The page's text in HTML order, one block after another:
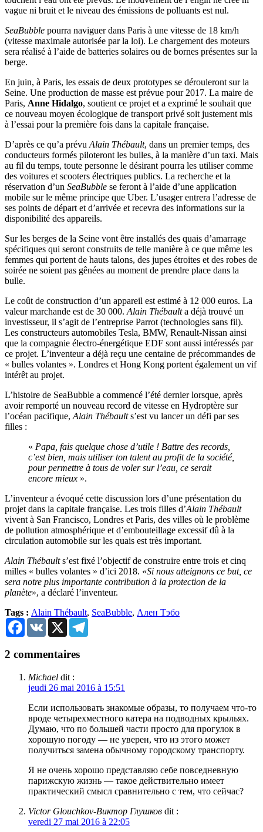
vague ni bruit et le niveau des émissions de polluants est nul.
SeaBubble pourra naviguer dans Paris à une vitesse de 18 km/h
(vitesse maximale autorisée par la loi). Le chargement des moteurs
sera réalisé à l’aide de batteries solaires ou de bornes présentes sur la
berge.
En juin, à Paris, les essais de deux prototypes se dérouleront sur la
Seine. Une production de masse est prévue pour 2017. La maire de
Paris, Anne Hidalgo, soutient ce projet et a exprimé le souhait que
ce nouveau moyen écologique de transport privé soit justement mis
à l’essai pour la première fois dans la capitale française.
D’après ce qu’a prévu Alain Thébault, dans un premier temps, des
conducteurs formés piloteront les bulles, à la manière d’un taxi. Mais
au fil du temps, toute personne le désirant pourra les utiliser comme
des voitures et scooters électriques publics. La recherche et la
réservation d’un SeaBubble se feront à l’aide d’une application
mobile sur le même principe que Uber. L’usager entrera l’adresse de
ses points de départ et d’arrivée et recevra des informations sur la
disponibilité des appareils.
Sur les berges de la Seine vont être installés des quais d’amarrage
spécifiques qui seront construits de telle manière à ce que même les
femmes qui portent de hauts talons, des jupes étroites et des robes de
soirée ne soient pas gênées au moment de prendre place dans la
bulle.
Le coût de construction d’un appareil est estimé à 12 000 euros. La
valeur marchande est de 30 000. Alain Thébaulta déjà trouvé un
investisseur, il s’agit de l’entreprise Parrot (technologies sans fil).
Les constructeurs automobiles Tesla, BMW, Renault-Nissan ainsi
que la compagnie électro-énergétique EDF sont aussi intéressés par
ce projet. L’inventeur a déjà reçu une centaine de précommandes de
« bulles volantes ». Londres et Hong Kong portent également un vif
intérêt au projet.
L’histoire de SeaBubble a commencé l’été dernier lorsque, après
avoir remporté un nouveau record de vitesse en Hydroptère sur
l’océan pacifique, Alain Thébaults’est vu lancer un défi par ses
filles :
« Papa, fais quelque chose d’utile ! Battre des records,
c’est bien, mais utiliser ton talent au profit de la société,
pour permettre à tous de voler sur l’eau, ce serait
encore mieux ».
L’inventeur a évoqué cette discussion lors d’une présentation du
projet dans la capitale française. Les trois filles d’Alain Thébault
vivent à San Francisco, Londres et Paris, des villes où le problème
de pollution atmosphérique et d’embouteillage excessif dû à la
circulation automobile sur les quais est très important.
Alain Thébaults’est fixé l’objectif de construire entre trois et cinq
milles « bulles volantes » d’ici 2018. «Si nous atteignons ce but, ce
sera notre plus importante contribution à la protection de la
planète», a déclaré l’inventeur.
Tags : Alain Thébault, SeaBubble, Ален Тэбо
Facebook
VK X
2 commentaires
Michael dit :
jeudi 26 mai 2016 à 15:51
Если использовать знакомые образы, то получаем что-то
вроде четырехместного катера на подводных крыльях.
Думаю, что по большей части просто для прогулок в
хорошую погоду — не уверен, что из этого может
получиться замена обычному городскому транспорту.
Я не очень хорошо представляю себе повседневную
парижскую жизнь — такое действительно имеет
практический смысл сравнительно с тем, что сейчас?
Victor Glouchkov-Виктор Глушков dit :
veredi 27 mai 2016 à 22:05